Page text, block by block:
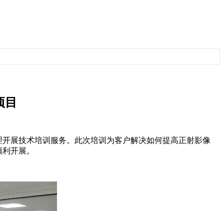
展技术培训服务。此次培训为客户解决如何提高正射影像
开展。